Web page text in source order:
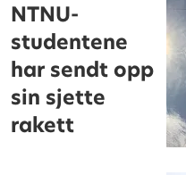
NTNU-
studentene
har sendt opp
sin sjette
rakett